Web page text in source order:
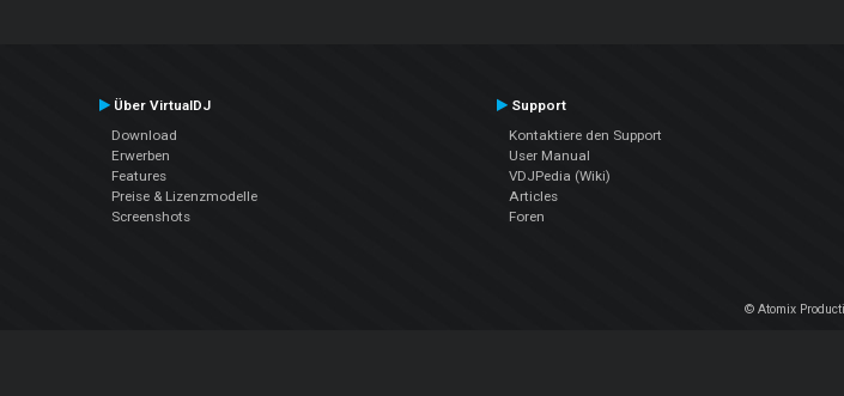
Über VirtualDJ
Download
Erwerben
Features
Preise & Lizenzmodelle
Screenshots
Support
Kontaktiere den Support
User Manual
VDJPedia (Wiki)
Articles
Foren
© Atomix